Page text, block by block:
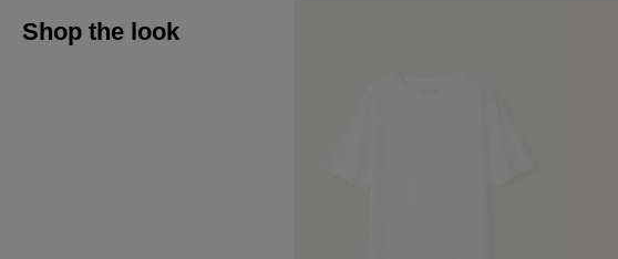
Shop the look